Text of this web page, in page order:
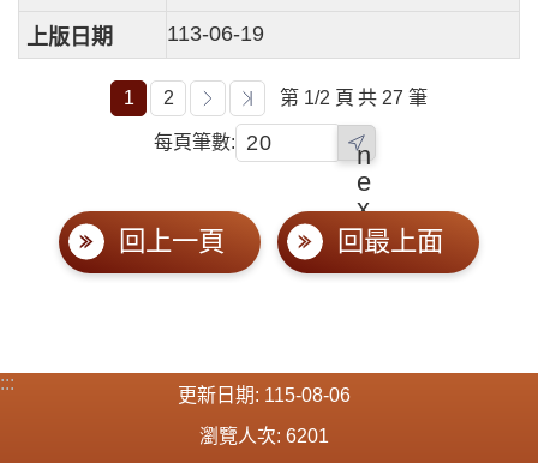
113-06-19
1 2 第 1/2 頁 共 27 筆
每頁筆數:
n
e
x
t
回上一頁 回最上面
:::
更新日期
115-08-06
瀏覽人次 6201